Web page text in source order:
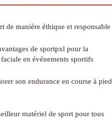
de manière éthique et responsable
de sportpxl pour la
en événements sportifs
son endurance en course à pied
matériel de sport pour tous